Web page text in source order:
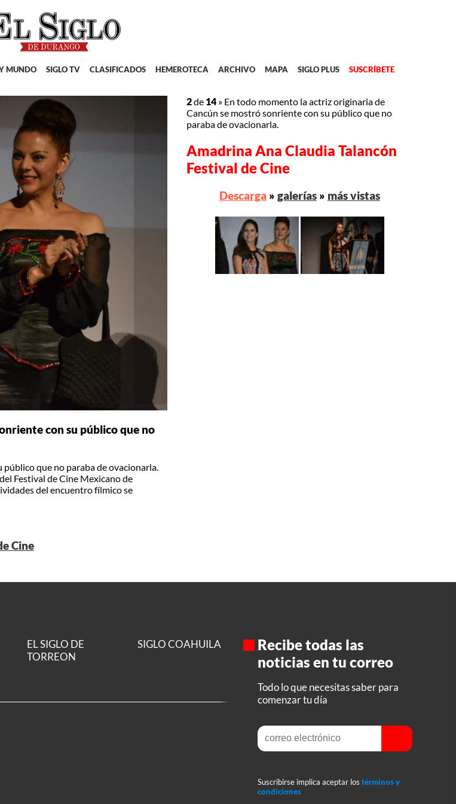
MUNDO SIGLO TV CLASIFICADOS HEMEROTECA ARCHIVO MAPA SIGLO PLUS SUSCRÍBETE
con su público que no
que no paraba de ovacionarla.
Festival de Cine Mexicano de
del encuentro fílmico se
Cine
2de 14 » En todo momento la actriz originaria de
Cancún se mostró sonriente con su público que no
paraba de ovacionarla.
Amadrina Ana Claudia Talancón
Festival de Cine
Descarga» galerías» más vistas
EL SIGLO DE
TORREON
SIGLO COAHUILA
Recibe todas las
noticias en tu correo
Todo lo que necesitas saber para
comenzar tu día
Suscribirse implica aceptar los términos y
condiciones